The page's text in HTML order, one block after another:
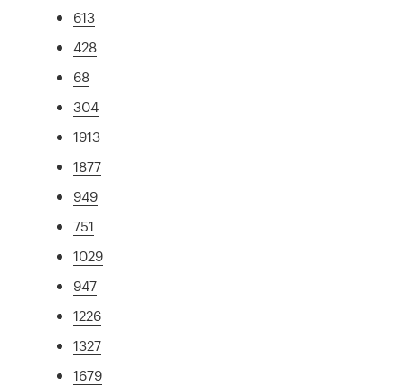
613
428
68
304
1913
1877
949
751
1029
947
1226
1327
1679